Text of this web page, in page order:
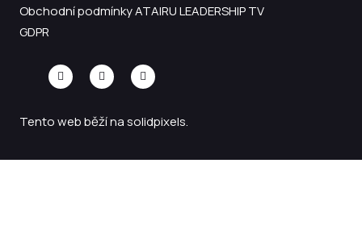
Obchodní podmínky ATAIRU LEADERSHIP TV
GDPR
Tento web běží nasolidpixels.